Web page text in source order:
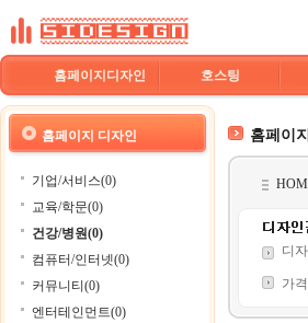
홈페이지디자인 호스팅
홈페이지 디자인
기업/서비스(0)
교육/학문(0)
건강/병원(0)
컴퓨터/인터넷(0)
커뮤니티(0)
엔터테인먼트(0)
홈페이
디
가